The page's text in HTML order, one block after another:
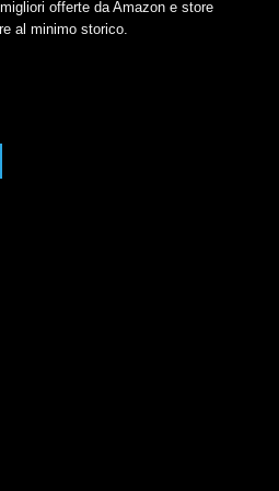
offerte da Amazon e store
al minimo storico.